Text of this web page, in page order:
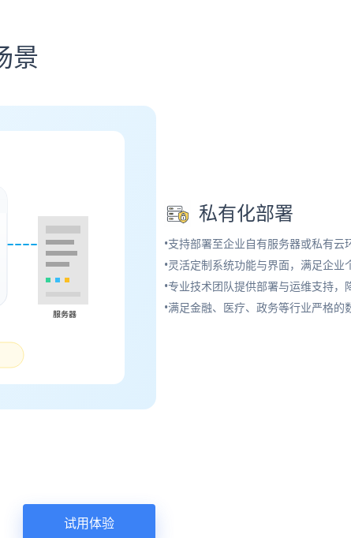
景
私有化部署
•支持部署至企业自有服务器或私有
•灵活定制系统功能与界面，满足企业
•专业技术团队提供部署与运维支持，
•满足金融、医疗、政务等行业严格的
试用体验